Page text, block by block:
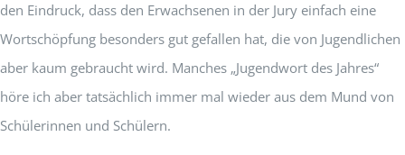
den Eindruck, dass den Erwachsenen in der Jury einfach eine
Wortschöpfung besonders gut gefallen hat, die von Jugendlichen
aber kaum gebraucht wird. Manches „Jugendwort des Jahres“
höre ich aber tatsächlich immer mal wieder aus dem Mund von
Schülerinnen und Schülern.